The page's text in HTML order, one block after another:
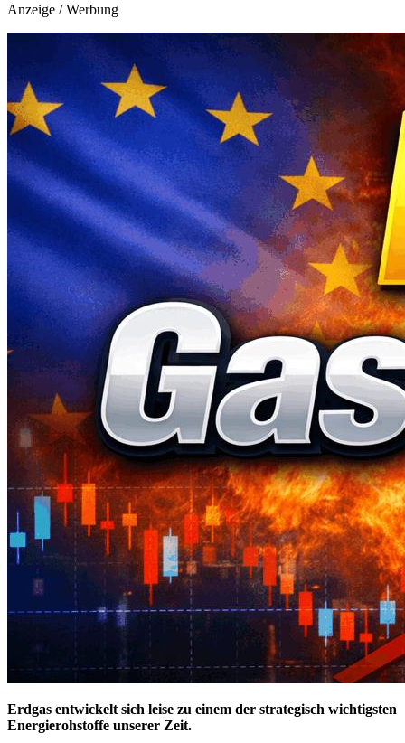
Anzeige / Werbung
Erdgas entwickelt sich leise zu einem der strategisch wichtigsten
Energierohstoffe unserer Zeit.